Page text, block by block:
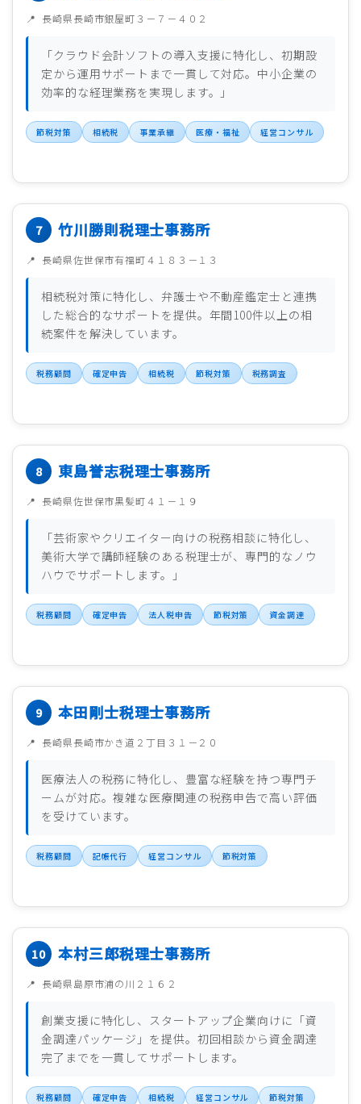
長崎県長崎市銀屋町３－７－４０２
「クラウド会計ソフトの導入支援に特化し、初期設
定から運用サポートまで一貫して対応。中小企業の
効率的な経理業務を実現します。」
節税対策 相続税 事業承継 医療・福祉 経営コンサル
竹川勝則税理士事務所
長崎県佐世保市有福町４１８３－１３
相続税対策に特化し、弁護士や不動産鑑定士と連携
した総合的なサポートを提供。年間100件以上の相
続案件を解決しています。
税務顧問 確定申告 相続税 節税対策 税務調査
東島誉志税理士事務所
長崎県佐世保市黒髪町４１－１９
「芸術家やクリエイター向けの税務相談に特化し、
美術大学で講師経験のある税理士が、専門的なノウ
ハウでサポートします。」
税務顧問 確定申告 法人税申告 節税対策 資金調達
本田剛士税理士事務所
長崎県長崎市かき道２丁目３１－２０
医療法人の税務に特化し、豊富な経験を持つ専門チ
ームが対応。複雑な医療関連の税務申告で高い評価
を受けています。
税務顧問 記帳代行 経営コンサル 節税対策
本村三郎税理士事務所
長崎県島原市浦の川２１６２
創業支援に特化し、スタートアップ企業向けに「資
金調達パッケージ」を提供。初回相談から資金調達
完了までを一貫してサポートします。
税務顧問 確定申告 相続税 経営コンサル 節税対策